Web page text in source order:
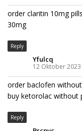
order claritin 10mg pills
30mg
Reply
Yfulcq
12 Oktober
order baclofen
buy ketorolac without
Reply